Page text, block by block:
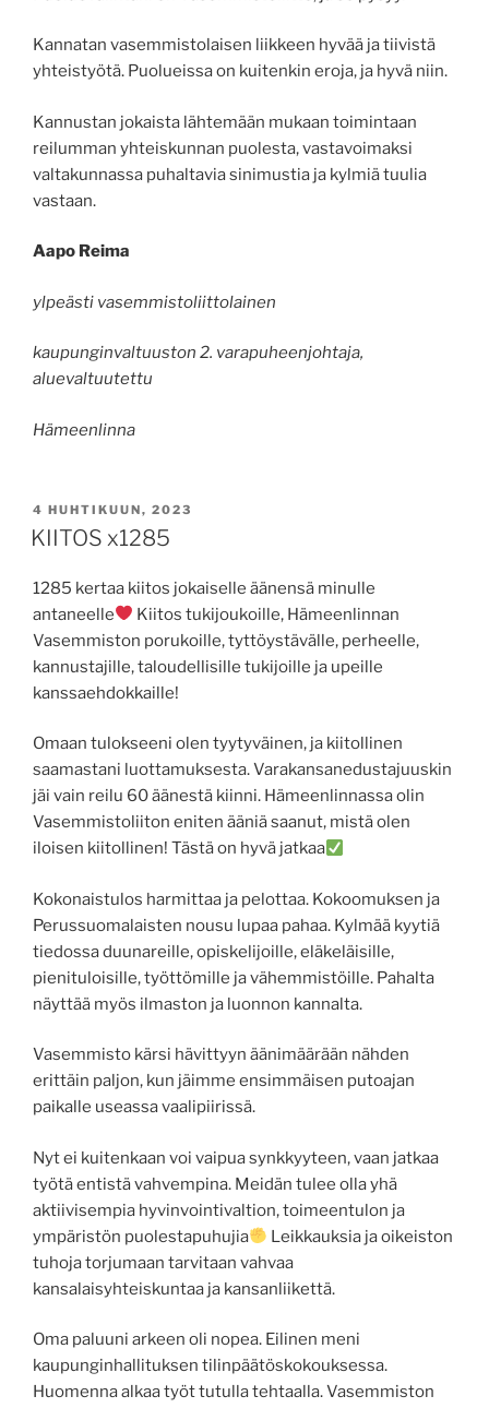
Kannatan vasemmistolaisen liikkeen hyvää ja tiivistä
yhteistyötä. Puolueissa on kuitenkin eroja, ja hyvä niin.
Kannustan jokaista lähtemään mukaan toimintaan
reilumman yhteiskunnan puolesta, vastavoimaksi
valtakunnassa puhaltavia sinimustia ja kylmiä tuulia
vastaan.
Aapo Reima
ylpeästi vasemmistoliittolainen
kaupunginvaltuuston 2. varapuheenjohtaja,
aluevaltuutettu
Hämeenlinna
JULKAISTU
4 HUHTIKUUN, 2023
KIITOS x1285
1285 kertaa kiitos jokaiselle äänensä minulle
antaneelle
Kiitos tukijoukoille, Hämeenlinnan
Vasemmiston porukoille, tyttöystävälle, perheelle,
kannustajille, taloudellisille tukijoille ja upeille
kanssaehdokkaille!
Omaan tulokseeni olen tyytyväinen, ja kiitollinen
saamastani luottamuksesta. Varakansanedustajuuskin
jäi vain reilu 60 äänestä kiinni. Hämeenlinnassa olin
Vasemmistoliiton eniten ääniä saanut, mistä olen
iloisen kiitollinen! Tästä on hyvä jatkaa
Kokonaistulos harmittaa ja pelottaa. Kokoomuksen ja
Perussuomalaisten nousu lupaa pahaa. Kylmää kyytiä
tiedossa duunareille, opiskelijoille, eläkeläisille,
pienituloisille, työttömille ja vähemmistöille. Pahalta
näyttää myös ilmaston ja luonnon kannalta.
Vasemmisto kärsi hävittyyn äänimäärään nähden
erittäin paljon, kun jäimme ensimmäisen putoajan
paikalle useassa vaalipiirissä.
Nyt ei kuitenkaan voi vaipua synkkyyteen, vaan jatkaa
työtä entistä vahvempina. Meidän tulee olla yhä
aktiivisempia hyvinvointivaltion, toimeentulon ja
ympäristön puolestapuhujia
Leikkauksia ja oikeiston
tuhoja torjumaan tarvitaan vahvaa
kansalaisyhteiskuntaa ja kansanliikettä.
Oma paluuni arkeen oli nopea. Eilinen meni
kaupunginhallituksen tilinpäätöskokouksessa.
Huomenna alkaa työt tutulla tehtaalla. Vasemmiston